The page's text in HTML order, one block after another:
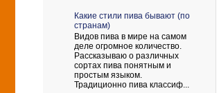
Какие стили пива бывают (по
странам)
Видов пива в мире на самом
деле огромное количество.
Рассказываю о различных
сортах пива понятным и
простым языком.
Традиционно пива классиф...